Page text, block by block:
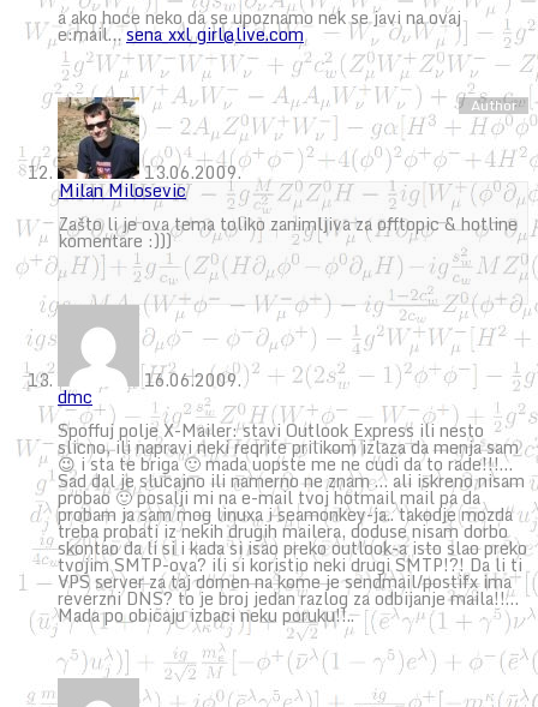
a ako hoce neko da se upoznamo nek se javi na ovaj
e:mail…sena_xxl_girl@live.com
13.06.2009.
Milan Milosevic
Zašto li je ova tema toliko zanimljiva za offtopic & hotline
komentare :)))
16.06.2009.
dmc
Spoffuj polje X-Mailer: stavi Outlook Express ili nesto
slicno, ili napravi neki reqrite prilikom izlaza da menja sam
😉 i sta te briga 🙂 mada uopste me ne cudi da to rade!!!…
Sad dal je slucajno ili namerno ne znam … ali iskreno nisam
probao 🙂 posalji mi na e-mail tvoj hotmail mail pa da
probam ja sam mog linuxa i seamonkey-ja.. takodje mozda
treba probati iz nekih drugih mailera, doduse nisam dorbo
skontao da li si i kada si isao preko outlook-a isto slao preko
tvojim SMTP-ova? ili si koristio neki drugi SMTP!?! Da li ti
VPS server za taj domen na kome je sendmail/postifx ima
reverzni DNS? to je broj jedan razlog za odbijanje maila!!…
Mada po obicaju izbaci neku poruku!!..